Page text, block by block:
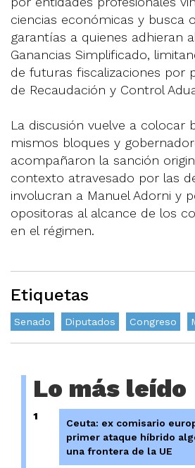
ciencias económicas y busca
garantías a quienes adhieran
Ganancias Simplificado,
de futuras fiscalizaciones por
de Recaudación y Control
La discusión vuelve a colocar
mismos bloques y
acompañaron la sanción
contexto atravesado por las
involucran a Manuel Adorni y
opositoras al alcance de los
en el régimen.
Etiquetas
Senado Diputados Congreso
Lo más leído
1
Ceuta: ex comisario
primer ataque híbrido
una frontera de la UE